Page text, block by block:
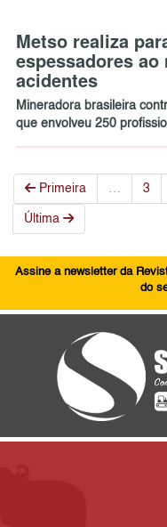
Metso realiza
espessadores
acidentes
Mineradora brasileira
que envolveu 250
Primeira 3
Última
Assine a newsletter da
do